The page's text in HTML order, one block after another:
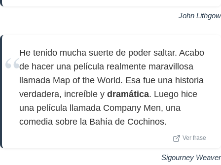
John Lithgow
He tenido mucha suerte de poder saltar. Acabo
de hacer una película realmente maravillosa
llamada Map of the World. Esa fue una historia
verdadera, increíble y dramática. Luego hice
una película llamada Company Men, una
comedia sobre la Bahía de Cochinos.
Ver frase
Sigourney Weaver